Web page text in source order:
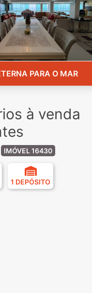
PARA O MAR
à venda
IMÓVEL 16430
1 DEPÓSITO